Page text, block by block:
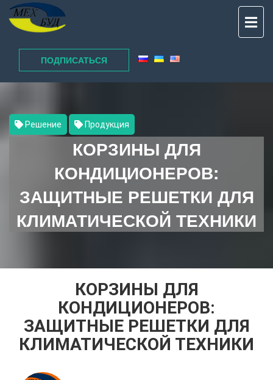
ПОДПИСАТЬСЯ
Решение Продукция
КОРЗИНЫ ДЛЯ
КОНДИЦИОНЕРОВ:
ЗАЩИТНЫЕ РЕШЕТКИ ДЛЯ
КЛИМАТИЧЕСКОЙ ТЕХНИКИ
КОРЗИНЫ ДЛЯ
КОНДИЦИОНЕРОВ:
ЗАЩИТНЫЕ РЕШЕТКИ ДЛЯ
КЛИМАТИЧЕСКОЙ ТЕХНИКИ